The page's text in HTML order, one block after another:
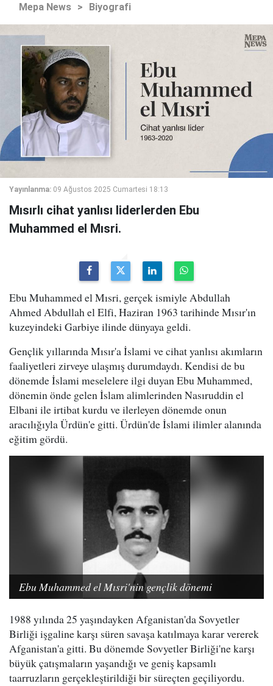
Mepa News > Biyografi
Yayınlanma: 09 Ağustos 2025 Cumartesi 18:13
Mısırlı cihat yanlısı liderlerden Ebu
Muhammed el Mısri.
Ebu Muhammed el Mısri, gerçek ismiyle Abdullah
Ahmed Abdullah el Elfi, Haziran 1963 tarihinde Mısır'ın
kuzeyindeki Garbiye ilinde dünyaya geldi.
Gençlik yıllarında Mısır'a İslami ve cihat yanlısı akımların
faaliyetleri zirveye ulaşmış durumdaydı. Kendisi de bu
dönemde İslami meselelere ilgi duyan Ebu Muhammed,
dönemin önde gelen İslam alimlerinden Nasıruddin el
Elbani ile irtibat kurdu ve ilerleyen dönemde onun
aracılığıyla Ürdün'e gitti. Ürdün'de İslami ilimler alanında
eğitim gördü.
Ebu Muhammed el Mısri'nin gençlik dönemi
1988 yılında 25 yaşındayken Afganistan'da Sovyetler
Birliği işgaline karşı süren savaşa katılmaya karar vererek
Afganistan'a gitti. Bu dönemde Sovyetler Birliği'ne karşı
büyük çatışmaların yaşandığı ve geniş kapsamlı
taarruzların gerçekleştirildiği bir süreçten geçiliyordu.